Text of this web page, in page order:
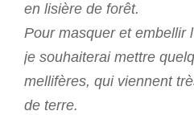
en lisière de forêt.
Pour masquer et embellir
je souhaiterai mettre
mellifères, qui viennent
de terre.